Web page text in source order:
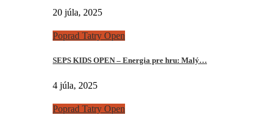
20 júla, 2025
Poprad Tatry Open
SEPS KIDS OPEN – Energia pre hru: Malý…
4 júla, 2025
Poprad Tatry Open